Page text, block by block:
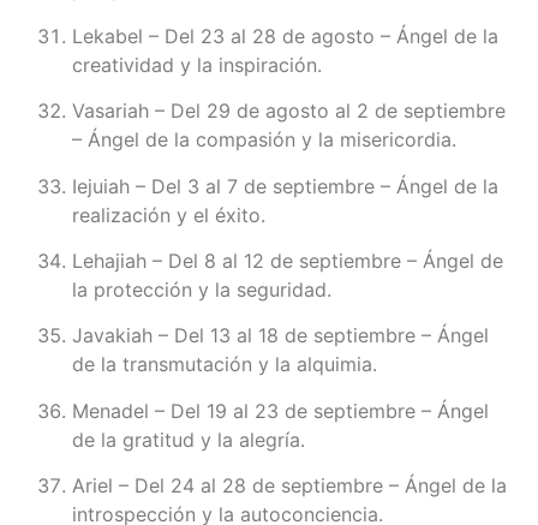
Lekabel – Del 23 al 28 de agosto – Ángel de la
creatividad y la inspiración.
Vasariah – Del 29 de agosto al 2 de septiembre
– Ángel de la compasión y la misericordia.
Iejuiah – Del 3 al 7 de septiembre – Ángel de la
realización y el éxito.
Lehajiah – Del 8 al 12 de septiembre – Ángel de
la protección y la seguridad.
Javakiah – Del 13 al 18 de septiembre – Ángel
de la transmutación y la alquimia.
Menadel – Del 19 al 23 de septiembre – Ángel
de la gratitud y la alegría.
Ariel – Del 24 al 28 de septiembre – Ángel de la
introspección y la autoconciencia.